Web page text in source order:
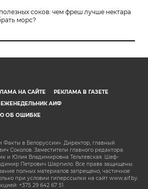
соков: чем фреш лучше нектара
морс?
НА САЙТЕ
РЕКЛАМА В ГАЗЕТЕ
АИФ
ОБ ОШИБКЕ
в Белоруссии». Директор, главный
Соколов. Заместители главного редактора:
и Юлия Владимировна Тельтевская. Шеф-
Петрович Шарпило. Все права защищены.
полных материалов запрещено, частичное
при условии гиперссылки на сайт www.aif.by.
+375 29 642 67 51.